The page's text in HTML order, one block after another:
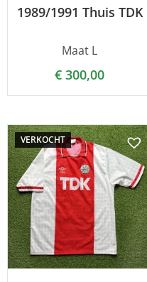
1989/1991 Thuis TDK
Maat L
€ 300,00
VERKOCHT